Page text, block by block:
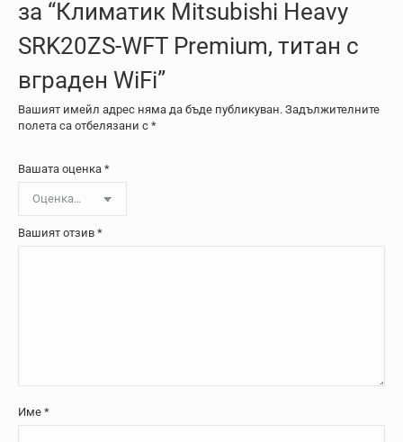
за “Климатик Mitsubishi Heavy
SRK20ZS-WFT Premium, титан с
вграден WiFi”
Вашият имейл адрес няма да бъде публикуван. Задължителните
полета са отбелязани с *
Вашата оценка *
Вашият отзив *
Име *